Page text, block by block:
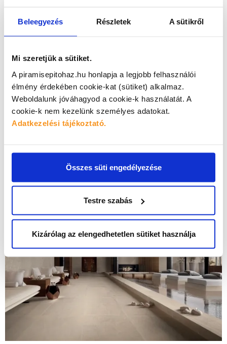
Beleegyezés Részletek A sütikről
Mi szeretjük a sütiket.
A piramisepitohaz.hu honlapja a legjobb felhasználói
élmény érdekében cookie-kat (sütiket) alkalmaz.
Weboldalunk jóváhagyod a cookie-k használatát. A
cookie-k nem kezelünk személyes adatokat.
Adatkezelési tájékoztató.
Összes süti engedélyezése
Testre szabás
Kizárólag az elengedhetetlen sütiket használja